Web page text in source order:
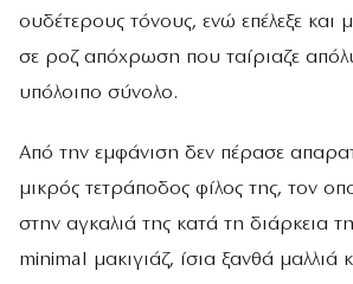
ουδέτερους τόνους, ενώ επέλεξε και
σε ροζ απόχρωση που ταίριαζε
υπόλοιπο σύνολο.
Από την εμφάνιση δεν πέρασε
μικρός τετράποδος φίλος της, τον
στην αγκαλιά της κατά τη διάρκεια
minimal μακιγιάζ, ίσια ξανθά μαλλιά